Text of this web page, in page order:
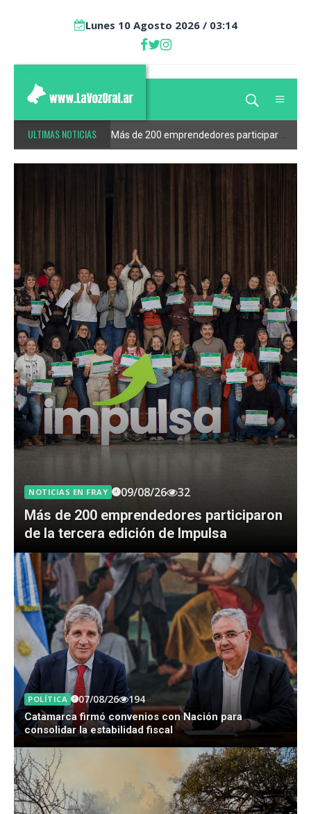
Lunes 10 Agosto 2026 / 03:14
ULTIMAS NOTICIAS
La Secretaría de Trabajo intensifica los controles laborales Más de 200 emprendedores participaron de la tercera edición de Impulsa
NOTICIAS EN FRAY 09/08/26 32
Más de 200 emprendedores participaron
de la tercera edición de Impulsa
POLÍTICA 07/08/26 194
Catamarca firmó convenios con Nación para
consolidar la estabilidad fiscal